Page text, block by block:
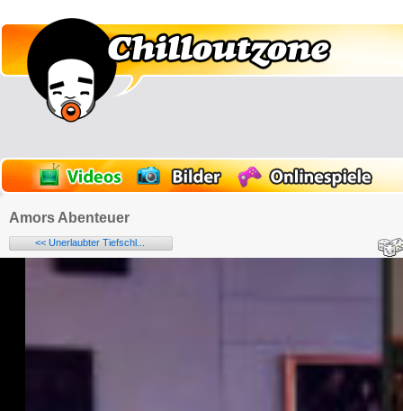
Amors Abenteuer
<< Unerlaubter Tiefschl...